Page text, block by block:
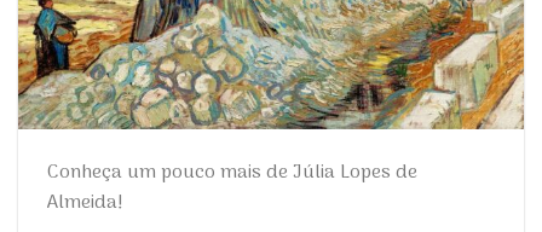
Conheça um pouco mais de Júlia Lopes de
Almeida!